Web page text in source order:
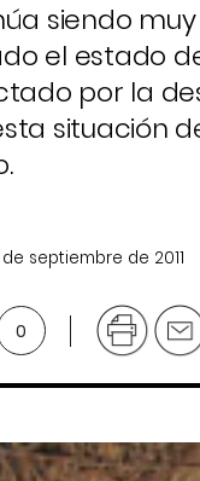
siendo
el estado
por la
situación
de septiembre de 2011
0